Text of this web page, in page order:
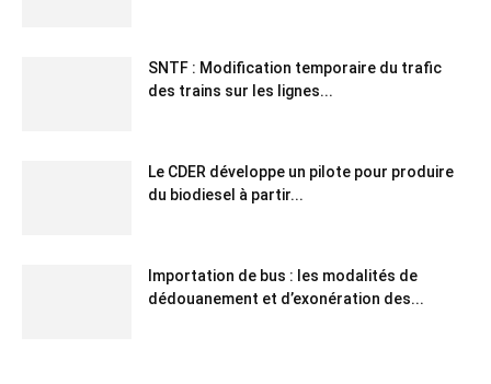
SNTF : Modification temporaire du trafic
des trains sur les lignes...
Le CDER développe un pilote pour produire
du biodiesel à partir...
Importation de bus : les modalités de
dédouanement et d’exonération des...